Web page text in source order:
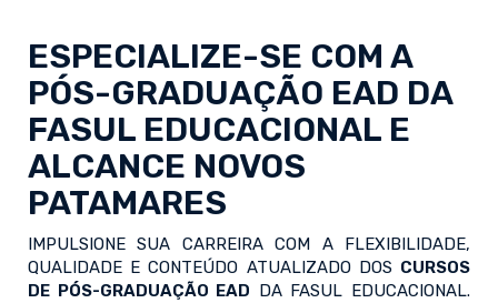
ESPECIALIZE-SE COM A
PÓS-GRADUAÇÃO EAD DA
FASUL EDUCACIONAL E
ALCANCE NOVOS
PATAMARES
IMPULSIONE SUA CARREIRA COM A FLEXIBILIDADE,
QUALIDADE E CONTEÚDO ATUALIZADO DOS CURSOS
DE PÓS-GRADUAÇÃO EAD DA FASUL EDUCACIONAL.